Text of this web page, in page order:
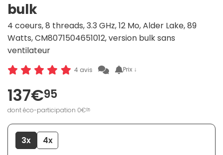
bulk
4 coeurs, 8 threads, 3.3 GHz, 12 Mo, Alder Lake, 89
Watts, CM8071504651012, version bulk sans
ventilateur
4 avis Prix ↓
137€95
dont éco-participation 0€05
3x
4x